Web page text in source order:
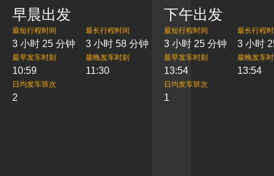
早晨出发
最短行程时间
3 小时 25 分钟
最长行程时间
3 小时 58 分钟
最早发车时刻
10:59
最晚发车时刻
11:30
日均发车班次
2
下午出发
最短行程时间
3 小时 25 分钟
最长行程
3 小时
最早发车时刻
13:54
最晚发车
13:54
日均发车班次
1